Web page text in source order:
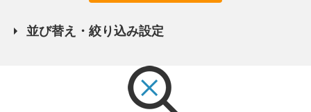
並び替え・絞り込み設定